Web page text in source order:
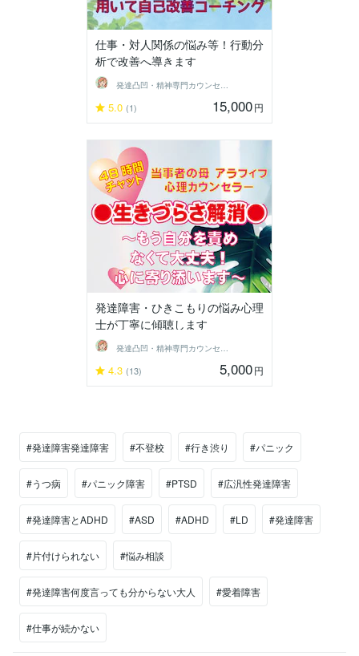
仕事・対人関係の悩み等！行動分
析で改善へ導きます
発達凸凹・精神専門カウンセラー○haru
5.0 (1) 15,000円
発達障害・ひきこもりの悩み心理
士が丁寧に傾聴します
発達凸凹・精神専門カウンセラー○haru
4.3 (13) 5,000円
#発達障害発達障害 #不登校 #行き渋り #パニック
#うつ病 #パニック障害 #PTSD #広汎性発達障害
#発達障害とADHD #ASD #ADHD #LD #発達障害
#片付けられない #悩み相談
#発達障害何度言っても分からない大人 #愛着障害
#仕事が続かない